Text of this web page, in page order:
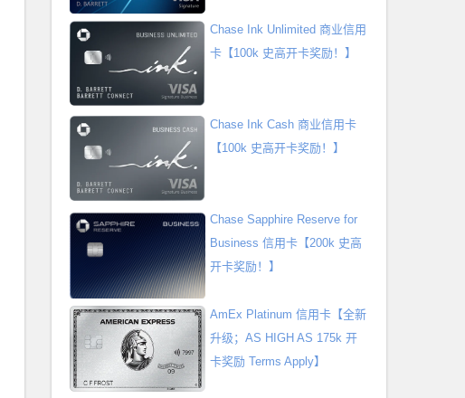
Chase Ink Unlimited 商业信用
卡【100k 史高开卡奖励！】
Chase Ink Cash 商业信用卡
【100k 史高开卡奖励！】
Chase Sapphire Reserve for
Business 信用卡【200k 史高
开卡奖励！】
AmEx Platinum 信用卡【全新
升级；AS HIGH AS 175k 开
卡奖励 Terms Apply】